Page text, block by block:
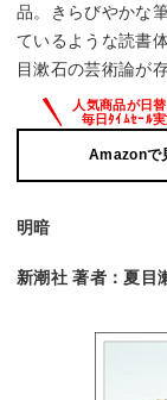
品。きらびやかな
ているような読書
目漱石の芸術論が
Amazonで
明暗
新潮社 著者：夏目